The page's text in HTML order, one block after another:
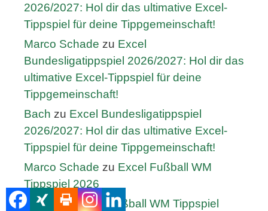
2026/2027: Hol dir das ultimative Excel-
Tippspiel für deine Tippgemeinschaft!
Marco Schade zu Excel
Bundesligatippspiel 2026/2027: Hol dir das
ultimative Excel-Tippspiel für deine
Tippgemeinschaft!
Bach zu Excel Bundesligatippspiel
2026/2027: Hol dir das ultimative Excel-
Tippspiel für deine Tippgemeinschaft!
Marco Schade zu Excel Fußball WM
Tippspiel 2026
Stefan
zu Excel Fußball WM Tippspiel